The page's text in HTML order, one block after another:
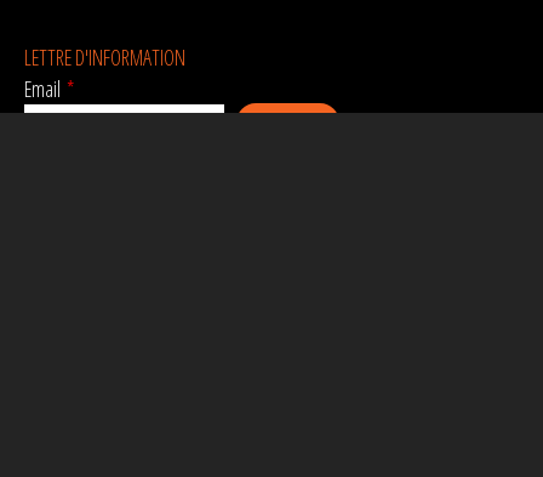
LETTRE D'INFORMATION
Email *